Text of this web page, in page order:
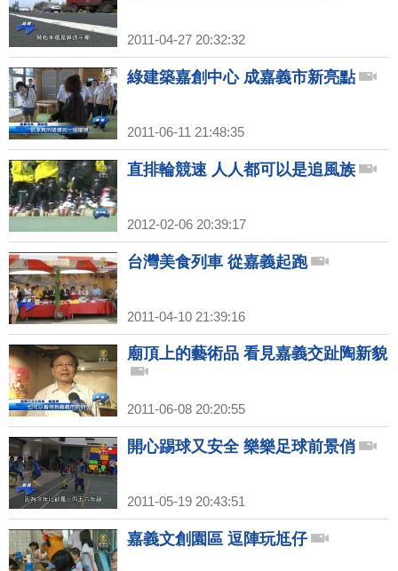
2011-04-27 20:32:32
綠建築嘉創中心 成嘉義市新亮點
2011-06-11 21:48:35
直排輪競速 人人都可以是追風族
2012-02-06 20:39:17
台灣美食列車 從嘉義起跑
2011-04-10 21:39:16
廟頂上的藝術品 看見嘉義交趾陶新貌
2011-06-08 20:20:55
開心踢球又安全 樂樂足球前景俏
2011-05-19 20:43:51
嘉義文創園區 逗陣玩尪仔